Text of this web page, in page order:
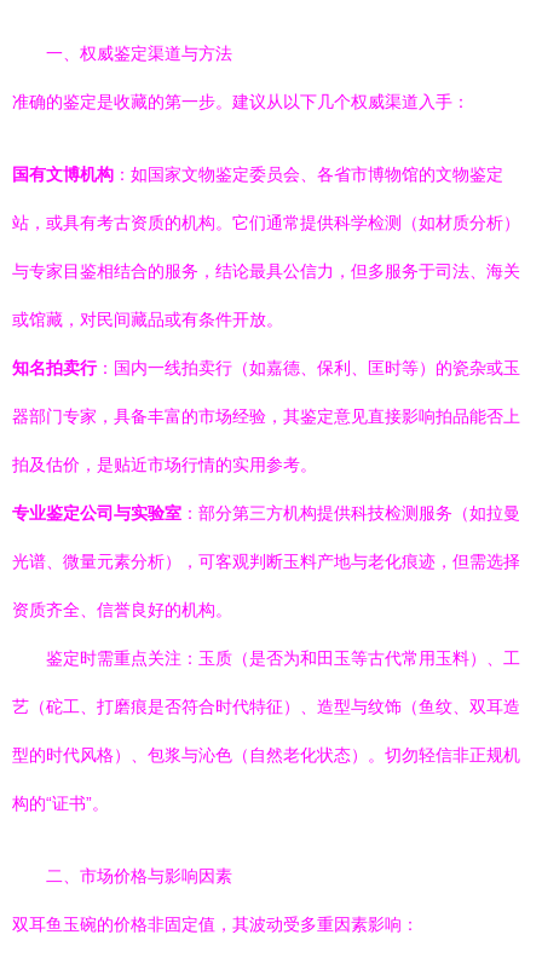
一、权威鉴定渠道与方法
准确的鉴定是收藏的第一步。建议从以下几个权威渠道入手：
国有文博机构 ：如国家文物鉴定委员会、各省市博物馆的文物鉴定
站，或具有考古资质的机构。它们通常提供科学检测（如材质分析）
与专家目鉴相结合的服务，结论最具公信力，但多服务于司法、海关
或馆藏，对民间藏品或有条件开放。
知名拍卖行：国内一线拍卖行（如嘉德、保利、匡时等）的瓷杂或玉
器部门专家，具备丰富的市场经验，其鉴定意见直接影响拍品能否上
拍及估价，是贴近市场行情的实用参考。
专业鉴定公司与实验室 ：部分第三方机构提供科技检测服务（如拉曼
光谱、微量元素分析），可客观判断玉料产地与老化痕迹，但需选择
资质齐全、信誉良好的机构。
鉴定时需重点关注：玉质（是否为和田玉等古代常用玉料）、工
艺（砣工、打磨痕是否符合时代特征）、造型与纹饰（鱼纹、双耳造
型的时代风格）、包浆与沁色（自然老化状态）。切勿轻信非正规机
构的“证书”。
二、市场价格与影响因素
双耳鱼玉碗的价格非固定值，其波动受多重因素影响：